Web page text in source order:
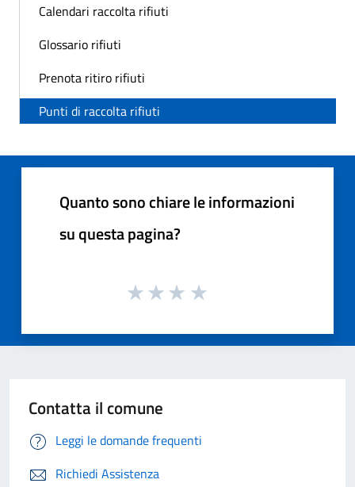
Calendari raccolta rifiuti
Glossario rifiuti
Prenota ritiro rifiuti
Punti di raccolta rifiuti
Quanto sono chiare le informazioni
su questa pagina?
Contatta il comune
Leggi le domande frequenti
Richiedi Assistenza